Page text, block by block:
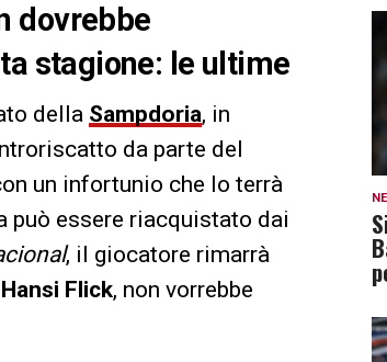
dovrebbe
stagione: le ultime
della Sampdoria, in
da parte del
un infortunio che lo terrà
può essere riacquistato dai
, il giocatore rimarrà
Hansi Flick, non vorrebbe